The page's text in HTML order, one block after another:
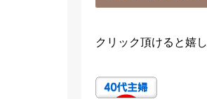
クリック頂けると嬉し